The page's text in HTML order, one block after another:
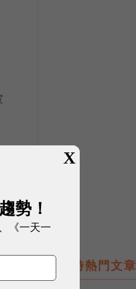
即時熱門文章
X
勢！
《一天一